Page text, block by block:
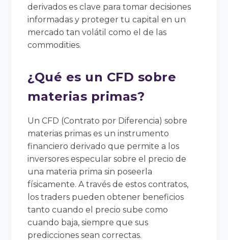
derivados es clave para tomar decisiones
informadas y proteger tu capital en un
mercado tan volátil como el de las
commodities.
¿Qué es un CFD sobre
materias primas?
Un CFD (Contrato por Diferencia) sobre
materias primas es un instrumento
financiero derivado que permite a los
inversores especular sobre el precio de
una materia prima sin poseerla
físicamente. A través de estos contratos,
los traders pueden obtener beneficios
tanto cuando el precio sube como
cuando baja, siempre que sus
predicciones sean correctas.